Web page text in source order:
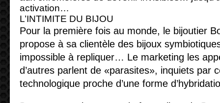
activation…
L’INTIMITE DU BIJOU
Pour la première fois au monde, le bijoutier
propose à sa clientèle des bijoux
impossible à repliquer… Le marketing les
d’autres parlent de «parasites», inquiets par
technologique proche d’une forme